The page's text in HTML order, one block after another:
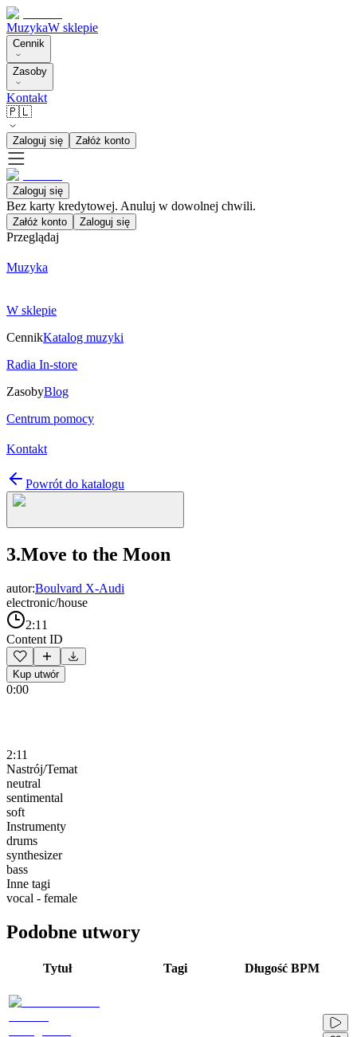
MuzykaW sklepie
Cennik
Zasoby
Kontakt
🇵🇱
Zaloguj się Załóż konto
Zaloguj się
Bez karty kredytowej. Anuluj w dowolnej chwili.
Załóż konto Zaloguj się
Przeglądaj
Muzyka
W sklepie
CennikKatalog muzyki
Radia In-store
ZasobyBlog
Centrum pomocy
Kontakt
Powrót do katalogu
3.Move to the Moon
autor:Boulvard X-Audi
electronic/house
2:11
Content ID
Kup utwór
0:00
2:11
Nastrój/Temat
neutral
sentimental
soft
Instrumenty
drums
synthesizer
bass
Inne tagi
vocal - female
Podobne utwory
Tytuł Tagi Długość BPM